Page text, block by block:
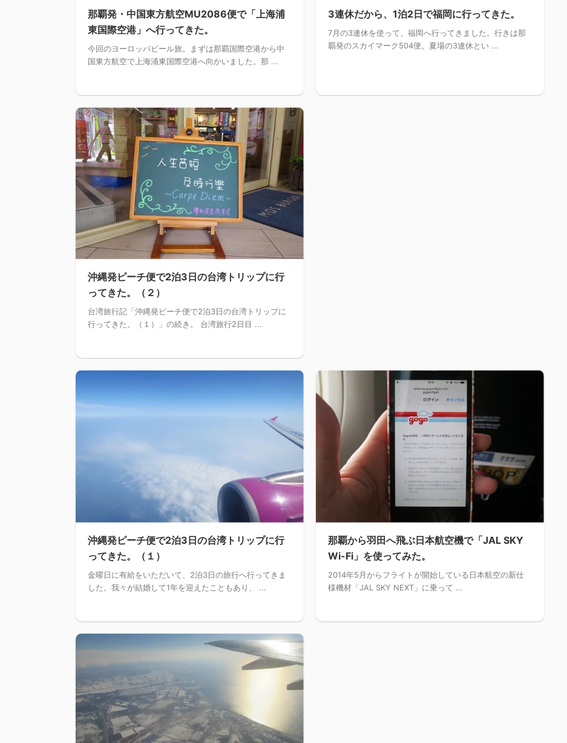
那覇発・中国東方航空MU2086便で「上海浦
東国際空港」へ行ってきた。
今回のヨーロッパビール旅。まずは那覇国際空港から中
国東方航空で上海浦東国際空港へ向かいました。那 ...
3連休だから、1泊2日で福岡に行ってきた。
7月の3連休を使って、福岡へ行ってきました。行きは那
覇発のスカイマーク504便。夏場の3連休とい ...
沖縄発ピーチ便で2泊3日の台湾トリップに行
ってきた。（２）
台湾旅行記「沖縄発ピーチ便で2泊3日の台湾トリップに
行ってきた。（１）」の続き。 台湾旅行2日目 ...
沖縄発ピーチ便で2泊3日の台湾トリップに行
ってきた。（１）
金曜日に有給をいただいて、2泊3日の旅行へ行ってきま
した。我々が結婚して1年を迎えたこともあり、 ...
那覇から羽田へ飛ぶ日本航空機で「JAL SKY
Wi-Fi」を使ってみた。
2014年5月からフライトが開始している日本航空の新仕
様機材「JAL SKY NEXT」に乗って ...